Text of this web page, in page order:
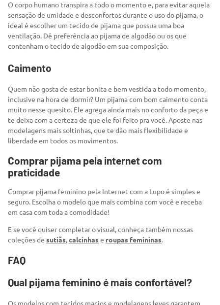
O corpo humano transpira a todo o momento e, para evitar aquela
sensação de umidade e desconfortos durante o uso do pijama, o
ideal é escolher um tecido de pijama que possua uma boa
ventilação. Dê preferência ao pijama de algodão ou os que
contenham o tecido de algodão em sua composição.
Caimento
Quem não gosta de estar bonita e bem vestida a todo momento,
inclusive na hora de dormir? Um pijama com bom caimento conta
muito nesse quesito. Ele agrega ainda mais no conforto da peça e
te deixa com a certeza de que ele foi feito pra você. Aposte nas
modelagens mais soltinhas, que te dão mais flexibilidade e
liberdade em todos os movimentos.
Comprar pijama pela internet com
praticidade
Comprar pijama feminino pela Internet com a Lupo é simples e
seguro. Escolha o modelo que mais combina com você e receba
em casa com toda a comodidade!
E se você quiser completar o visual, conheça também nossas
coleções de sutiãs,calcinhase roupas femininas.
FAQ
Qual pijama feminino é mais confortável?
Os modelos com tecidos macios e modelagens leves garantem